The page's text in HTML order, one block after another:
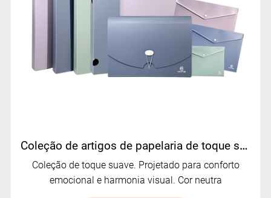
Coleção de artigos de papelaria de toque suave | Suprimentos de escritório personalizado premium da Mifia
Coleção de toque suave. Projetado para conforto
emocional e harmonia visual. Cor neutra